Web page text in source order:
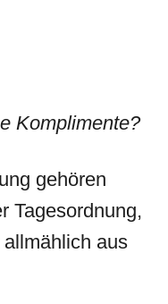
Komplimente?
gehören
Tagesordnung,
aus